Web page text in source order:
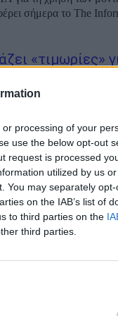
processing of your
use the below opt-out
request is processed
utilized by us
You may separately
on the IAB’s list of
to third parties on the
third parties.
σήμερα το The
«τιμωρίες»
παρουσιάζει τις
στο ΝΑΤΟ οι οποίοι,
στον πόλεμο με
Παρασκευή, αν δεν